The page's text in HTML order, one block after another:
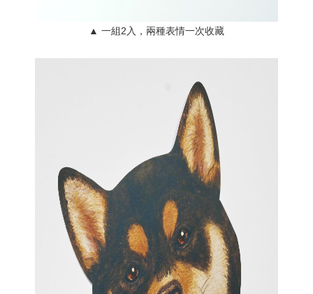
▲ 一組2入，兩種表情一次收藏